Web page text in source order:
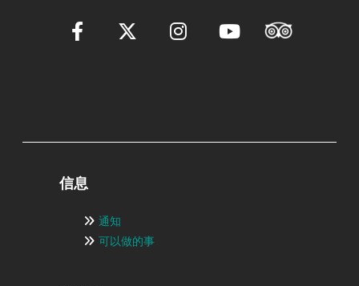
信息
通知
可以做的事